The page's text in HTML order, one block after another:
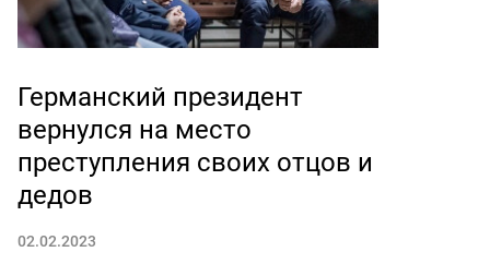
Германский президент
вернулся на место
преступления своих отцов и
дедов
02.02.2023